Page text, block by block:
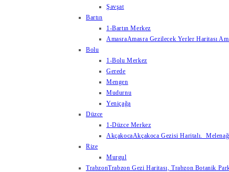
Şavşat
Bartın
1-Bartın Merkez
AmasraAmasra Gezilecek Yerler Haritası
Bolu
1-Bolu Merkez
Gerede
Mengen
Mudurnu
Yeniçağa
Düzce
1-Düzce Merkez
AkçakocaAkçakoca Gezisi Haritalı.
Rize
Murgul
TrabzonTrabzon Gezi Haritası, Trabzon Botanik